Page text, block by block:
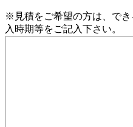
※見積をご希望の方は、で
入時期等をご記入下さい。